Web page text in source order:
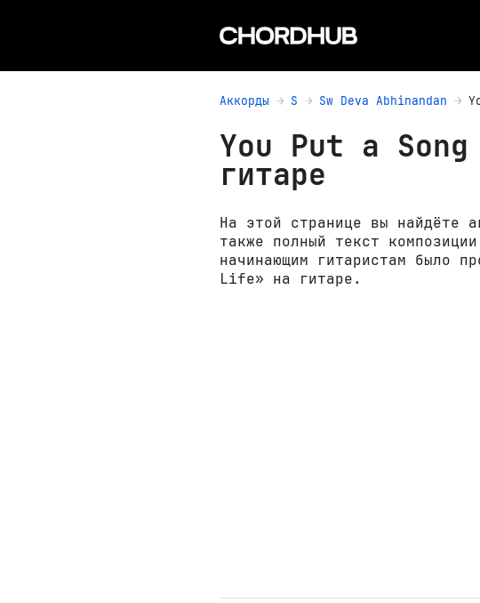
Аккорды S Sw Deva Abhinandan
You Put a
гитаре
На этой странице вы
также полный текст
начинающим гитаристам было
Life» на гитаре.